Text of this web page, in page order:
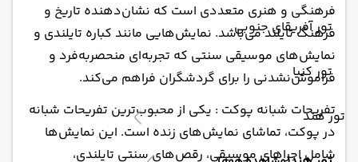
تور آفریقای جنوبی
تور کنیا
تور هند
فرهنگی و هنری متعددی است که نشان‌دهنده تاریخ و
فرهنگ تایلند می‌باشد. نمایش‌هایی مانند کباره تایلندی و
نمایش‌های موسیقی سنتی که تجربه‌ای منحصربه‌فرد و
فراموش‌نشدنی را برای گردشگران فراهم می‌کند.
تفریحات شبانه پوکت : یکی از محبوب‌ترین تفریحات شبانه
در پوکت، تماشای نمایش‌های زنده است. این نمایش‌ها
شامل اجراهای موسیقی، رقص‌های سنتی تایلندی،